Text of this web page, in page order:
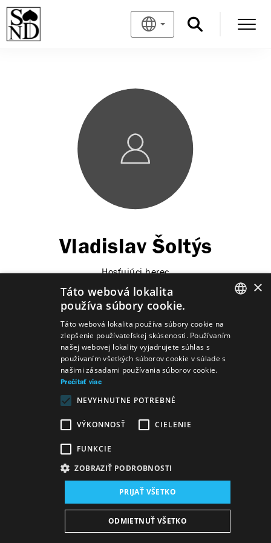
Vladislav Šoltýs
Hosťujúci herec
Predstavenia
Spevokol, tanec Lope de Vega
Mapa stránok VOP
Vyhlásenie o prístupnosti
Osobné údaje Wezeo
×
Táto webová lokalita
používa súbory cookie.
Táto webová lokalita používa súbory cookie na
zlepšenie používateľskej skúsenosti. Používaním
našej webovej lokality vyjadrujete súhlas s
používaním všetkých súborov cookie v súlade s
našimi zásadami používania súborov cookie.
Prečítať viac
NEVYHNUTNE POTREBNÉ
VÝKONNOSŤ CIELENIE
FUNKCIE
ZOBRAZIŤ PODROBNOSTI
PRIJAŤ VŠETKO
ODMIETNUŤ VŠETKO